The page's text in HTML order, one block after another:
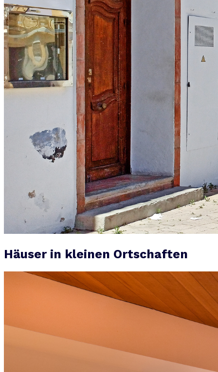
Häuser in kleinen Ortschaften